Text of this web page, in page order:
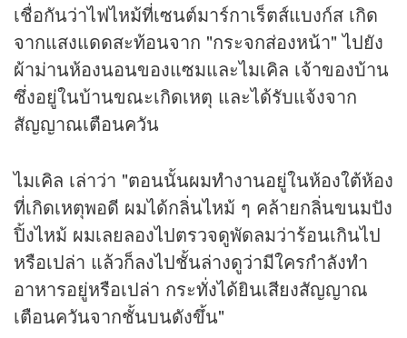
เชื่อกันว่าไฟไหม้ที่เซนต์มาร์กาเร็ตส์แบงก์ส เกิด
จากแสงแดดสะท้อนจาก "กระจกส่องหน้า" ไปยัง
ผ้าม่านห้องนอนของแซมและไมเคิล เจ้าของบ้าน
ซึ่งอยู่ในบ้านขณะเกิดเหตุ และได้รับแจ้งจาก
สัญญาณเตือนควัน
ไมเคิล เล่าว่า "ตอนนั้นผมทำงานอยู่ในห้องใต้ห้อง
ที่เกิดเหตุพอดี ผมได้กลิ่นไหม้ ๆ คล้ายกลิ่นขนมปัง
ปิ้งไหม้ ผมเลยลองไปตรวจดูพัดลมว่าร้อนเกินไป
หรือเปล่า แล้วก็ลงไปชั้นล่างดูว่ามีใครกำลังทำ
อาหารอยู่หรือเปล่า กระทั่งได้ยินเสียงสัญญาณ
เตือนควันจากชั้นบนดังขึ้น"